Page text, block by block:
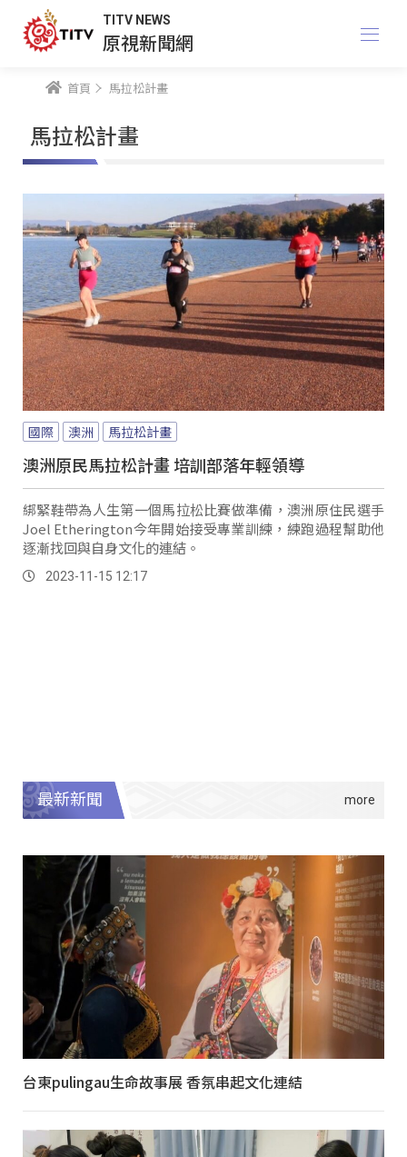
TITV NEWS
原視新聞網
首頁 馬拉松計畫
馬拉松計畫
國際 澳洲 馬拉松計畫
澳洲原民馬拉松計畫 培訓部落年輕領導
綁緊鞋帶為人生第一個馬拉松比賽做準備，澳洲原住民選手
Joel Etherington今年開始接受專業訓練，練跑過程幫助他
逐漸找回與自身文化的連結。
2023-11-15 12:17
最新新聞
台東pulingau生命故事展 香氛串起文化連結